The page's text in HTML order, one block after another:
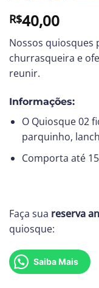
R$40,00
Nossos quiosques
churrasqueira e
reunir.
Informações:
O Quiosque 02
parquinho,
Comporta até
Faça sua reserva
quiosque:
Saiba Mais